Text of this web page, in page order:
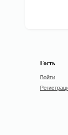
Гость
Войти